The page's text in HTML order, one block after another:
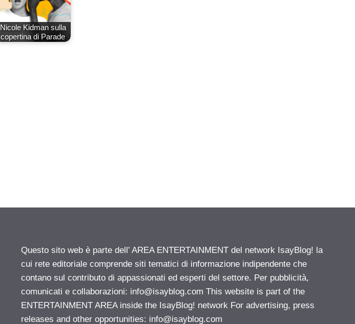
Nicole Kidman sulla
copertina di Parade
Questo sito web è parte dell’ AREA ENTERTAINMENT del network IsayBlog! la
cui rete editoriale comprende siti tematici di informazione indipendente che
contano sul contributo di appassionati ed esperti del settore. Per pubblicità,
comunicati e collaborazioni: info@isayblog.com This website is part of the
ENTERTAINMENT AREA inside the IsayBlog! network For advertising, press
releases and other opportunities: info@isayblog.com